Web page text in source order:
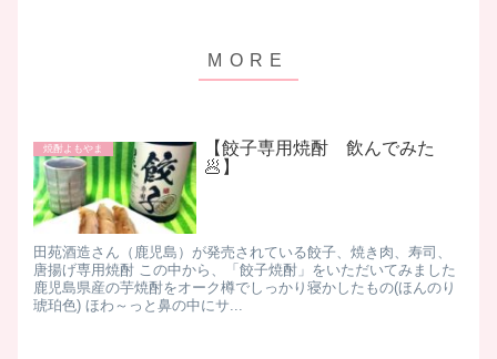
焼酎よもやま
【餃子専用焼酎 飲んでみた
🥟】
田苑酒造さん（鹿児島）が発売されている餃子、焼き肉、寿司、
唐揚げ専用焼酎 この中から、「餃子焼酎」をいただいてみました ​
鹿児島県産の芋焼酎をオーク樽でしっかり寝かしたもの(ほんのり
琥珀色) ほわ～っと鼻の中にサ...